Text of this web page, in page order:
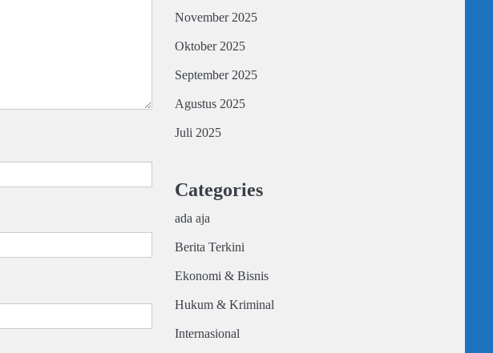
November 2025
Oktober 2025
September 2025
Agustus 2025
Juli 2025
Categories
ada aja
Berita Terkini
Ekonomi & Bisnis
Hukum & Kriminal
Internasional